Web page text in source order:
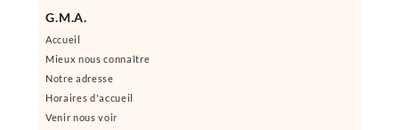
G.M.A.
Accueil
Mieux nous connaître
Notre adresse
Horaires d'accueil
Venir nous voir